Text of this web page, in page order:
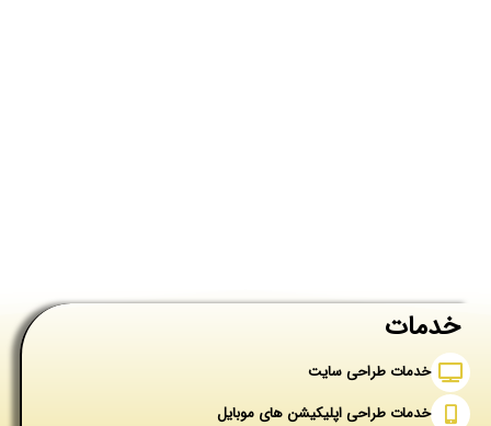
خدمات
خدمات طراحی سایت
خدمات طراحی اپلیکیشن های موبایل